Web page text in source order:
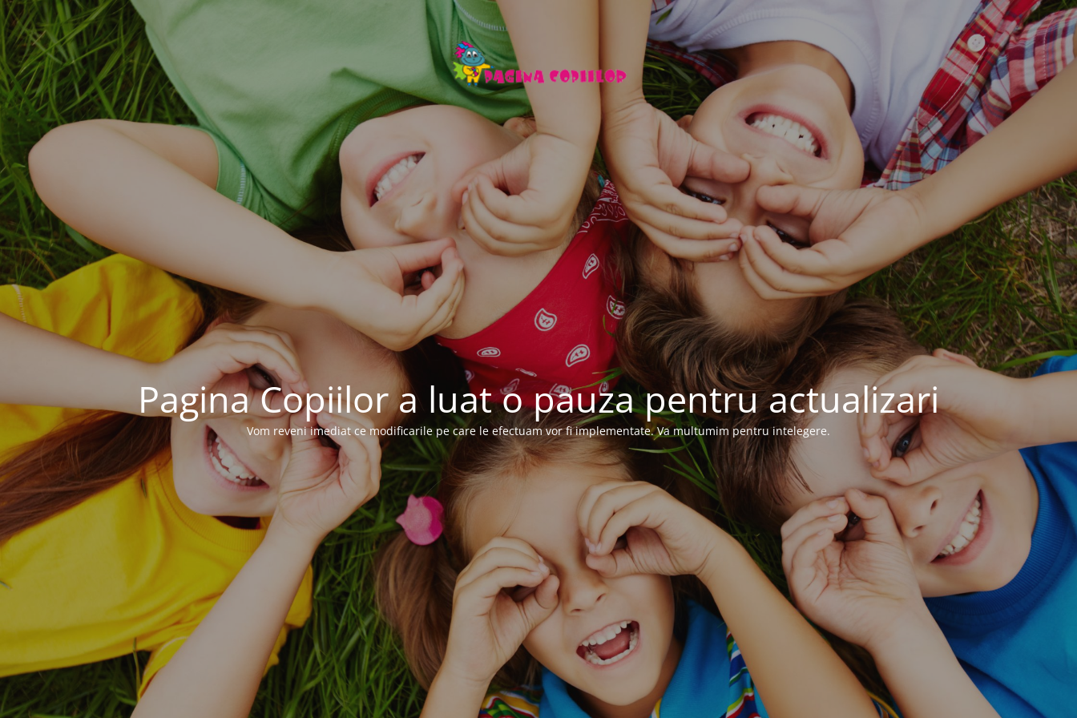
Pagina Copiilor a luat o pauza pentru actualizari
Vom reveni imediat ce modificarile pe care le efectuam vor fi implementate. Va multumim pentru intelegere.